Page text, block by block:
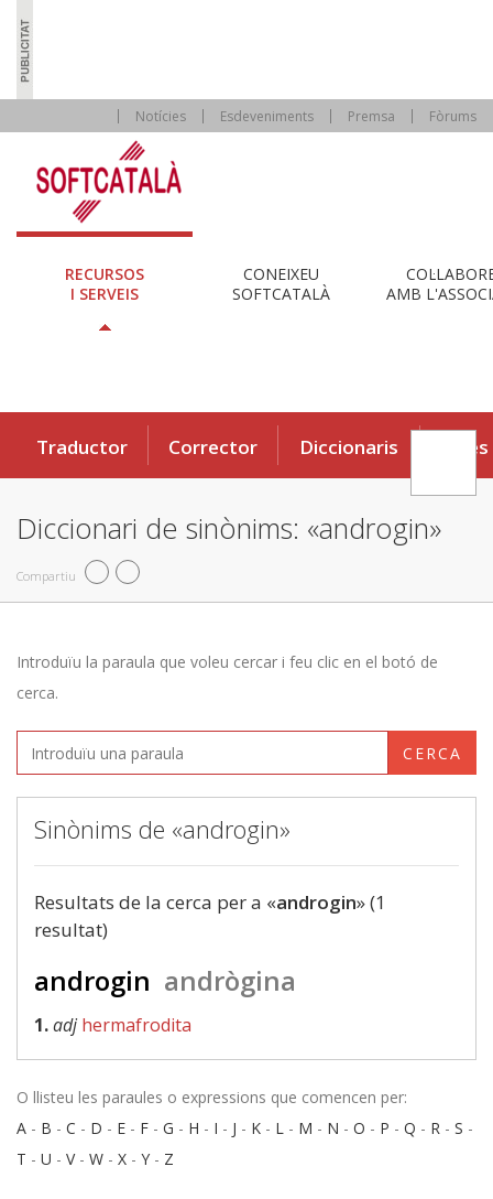
Notícies Esdeveniments Premsa Fòrums
RECURSOS
I SERVEIS
CONEIXEU
SOFTCATALÀ
AMB
Traductor Corrector Diccionaris Eines
Diccionari de sinònims: «androgin»
Compartiu
Introduïu la paraula que voleu cercar i feu clic en el botó de
cerca.
CERCA
Sinònims de «androgin»
Resultats de la cerca per a «androgin» (1
resultat)
androgin andrògina
1.adj hermafrodita
O llisteu les paraules o expressions que comencen per:
A - B - C - D - E - F - G - H - I - J - K - L - M - N - O - P - Q - R - S -
T - U - V- W - X - Y - Z